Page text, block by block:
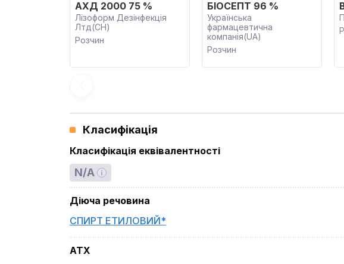
АХД 2000 75 %
Лізоформ Дезінфекція
Лтд(CH)
Розчин
БІОСЕПТ 96 %
Українська
фармацевтична
компанія(UA)
Розчин
Класифікація
Класифікація еквівалентності
N/A
Діюча речовина
СПИРТ ЕТИЛОВИЙ*
ATX